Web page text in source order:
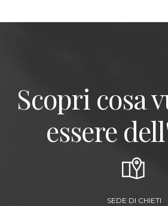
Scopri cosa
essere
SEDE DI CHIETI